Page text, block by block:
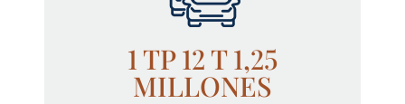
1 TP 12 T 1,25
MILLONES